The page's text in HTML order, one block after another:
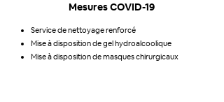
Mesures COVID-19
Service de nettoyage renforcé
Mise à disposition de gel hydroalcoolique
Mise à disposition de masques chirurgicaux